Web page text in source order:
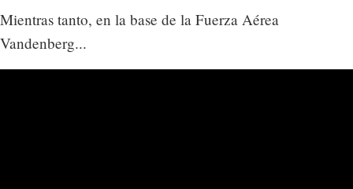
Mientras tanto, en la base de la Fuerza Aérea
Vandenberg...